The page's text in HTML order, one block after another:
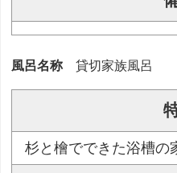
風呂名称 貸切家族風呂
杉と檜でできた浴槽の